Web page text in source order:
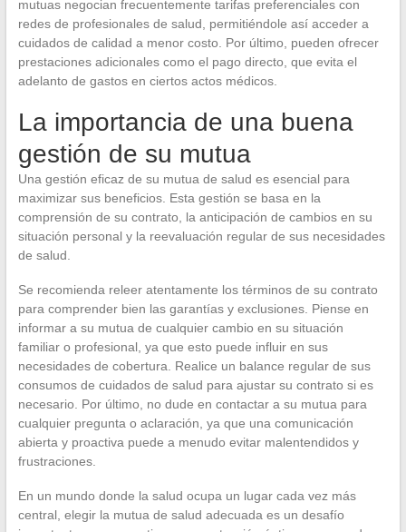
mutuas negocian frecuentemente tarifas preferenciales con
redes de profesionales de salud, permitiéndole así acceder a
cuidados de calidad a menor costo. Por último, pueden ofrecer
prestaciones adicionales como el pago directo, que evita el
adelanto de gastos en ciertos actos médicos.
La importancia de una buena
gestión de su mutua
Una gestión eficaz de su mutua de salud es esencial para
maximizar sus beneficios. Esta gestión se basa en la
comprensión de su contrato, la anticipación de cambios en su
situación personal y la reevaluación regular de sus necesidades
de salud.
Se recomienda releer atentamente los términos de su contrato
para comprender bien las garantías y exclusiones. Piense en
informar a su mutua de cualquier cambio en su situación
familiar o profesional, ya que esto puede influir en sus
necesidades de cobertura. Realice un balance regular de sus
consumos de cuidados de salud para ajustar su contrato si es
necesario. Por último, no dude en contactar a su mutua para
cualquier pregunta o aclaración, ya que una comunicación
abierta y proactiva puede a menudo evitar malentendidos y
frustraciones.
En un mundo donde la salud ocupa un lugar cada vez más
central, elegir la mutua de salud adecuada es un desafío